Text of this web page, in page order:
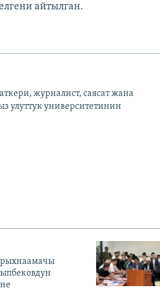
айтылган.
журналист, саясат жана
улуттук университетинин